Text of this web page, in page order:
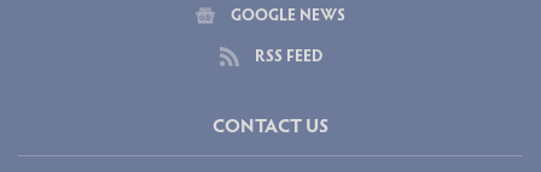
GOOGLE NEWS
RSS FEED
CONTACT US